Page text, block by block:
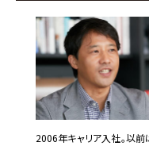
2006年キャリア入社。以